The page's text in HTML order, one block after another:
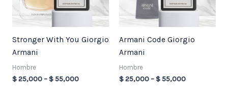
Stronger With You Giorgio
Armani
Hombre
$25,000 –$55,000
Armani Code Giorgio
Armani
Hombre
$25,000 –$55,000